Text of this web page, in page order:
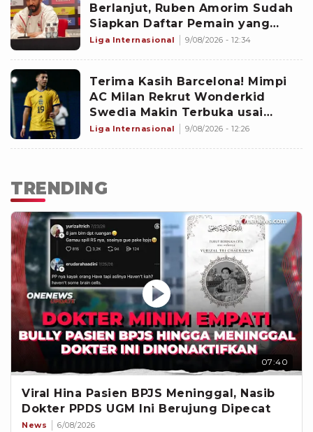
Berlanjut, Ruben Amorim Sudah
Siapkan Daftar Pemain yang
Bakal Dilepas Musim Panas Ini
Liga Internasional 9/08/2026 - 12:34
Terima Kasih Barcelona! Mimpi
AC Milan Rekrut Wonderkid
Swedia Makin Terbuka usai
Blaugrana Kasih Lampu Hijau
Liga Internasional 9/08/2026 - 12:26
TRENDING
07:40
Viral Hina Pasien BPJS Meninggal, Nasib
Dokter PPDS UGM Ini Berujung Dipecat
News 6/08/2026